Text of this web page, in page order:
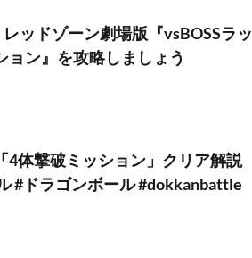
ッドゾーン劇場版『vsBOSSラッ
ョン』を攻略しましょう
4体撃破ミッション」クリア解説
#ドラゴンボール #dokkanbattle